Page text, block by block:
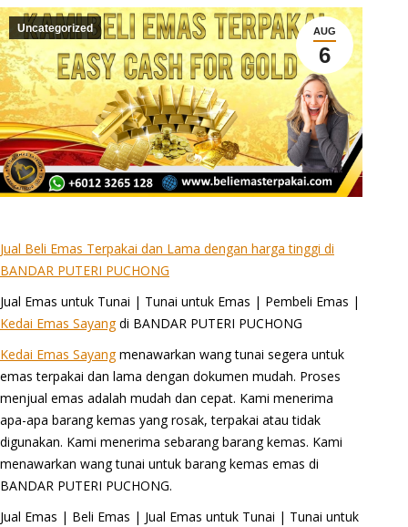
AUG
6
Uncategorized
Jual Beli Emas Terpakai dan Lama dengan harga tinggi di
BANDAR PUTERI PUCHONG
Jual Emas untuk Tunai | Tunai untuk Emas | Pembeli Emas |
Kedai Emas Sayangdi BANDAR PUTERI PUCHONG
Kedai Emas Sayangmenawarkan wang tunai segera untuk
emas terpakai dan lama dengan dokumen mudah. Proses
menjual emas adalah mudah dan cepat. Kami menerima
apa-apa barang kemas yang rosak, terpakai atau tidak
digunakan. Kami menerima sebarang barang kemas. Kami
menawarkan wang tunai untuk barang kemas emas di
BANDAR PUTERI PUCHONG.
Jual Emas | Beli Emas | Jual Emas untuk Tunai | Tunai untuk